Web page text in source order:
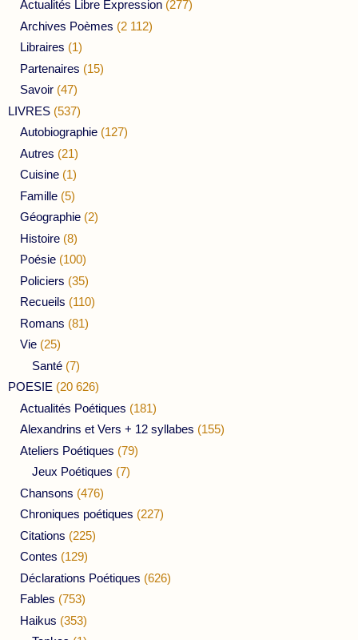
Actualités Libre Expression (277)
Archives Poèmes (2 112)
Libraires (1)
Partenaires (15)
Savoir (47)
LIVRES (537)
Autobiographie (127)
Autres (21)
Cuisine (1)
Famille (5)
Géographie (2)
Histoire (8)
Poésie (100)
Policiers (35)
Recueils (110)
Romans (81)
Vie (25)
Santé (7)
POESIE (20 626)
Actualités Poétiques (181)
Alexandrins et Vers + 12 syllabes (155)
Ateliers Poétiques (79)
Jeux Poétiques (7)
Chansons (476)
Chroniques poétiques (227)
Citations (225)
Contes (129)
Déclarations Poétiques (626)
Fables (753)
Haikus (353)